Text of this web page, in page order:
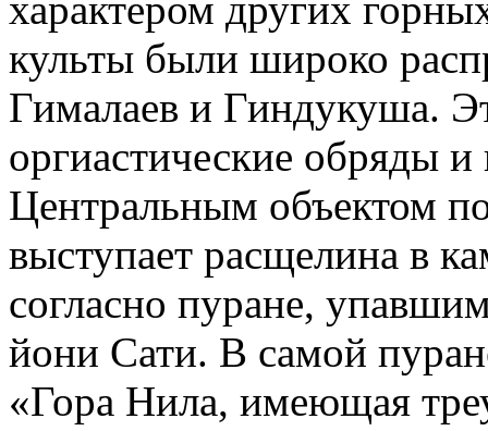
культы были широко
Гималаев и Гиндукуша.
оргиастические обряды
Центральным объектом
выступает расщелина в
согласно пуране,
йони Сати. В самой
«Гора Нила, имеющая